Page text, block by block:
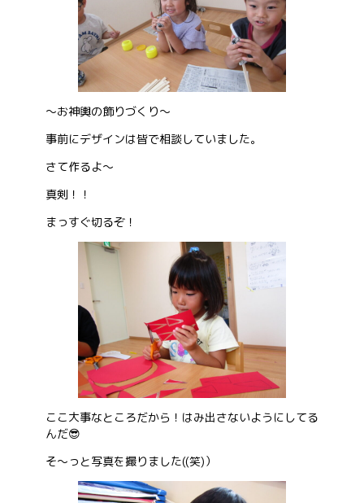
～お神輿の飾りづくり～
事前にデザインは皆で相談していました。
さて作るよ～
真剣！！
まっすぐ切るぞ！
ここ大事なところだから！はみ出さないようにしてる
んだ😎
そ～っと写真を撮りました((笑)）